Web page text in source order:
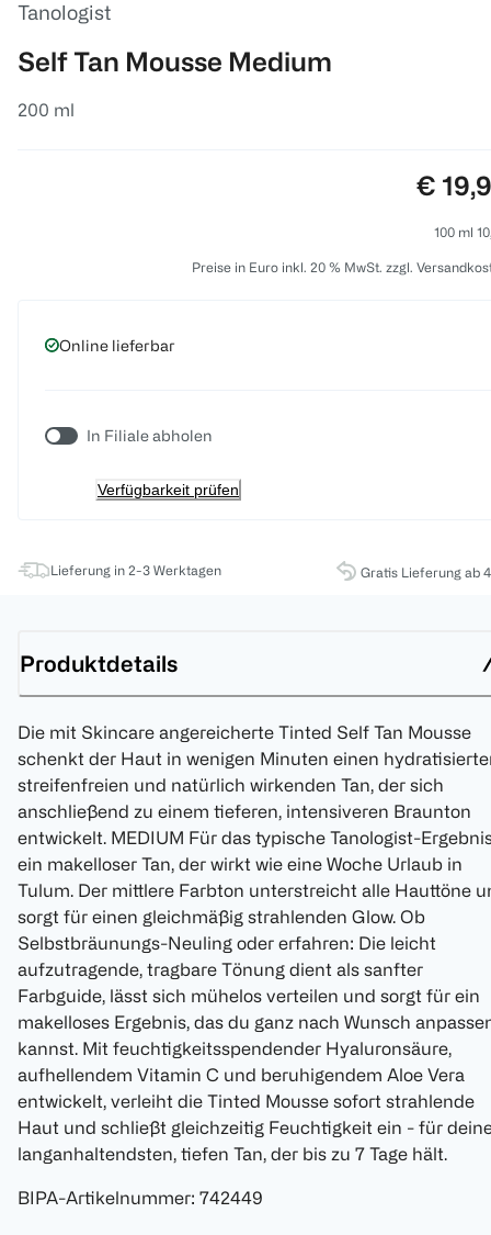
Tanologist
Self Tan Mousse Medium
200 ml
Preis:
€
100 ml
Preise in Euro inkl. 20 % MwSt. zzgl.
Online lieferbar
In Filiale abholen
Verfügbarkeit prüfen
Lieferung in 2-3 Werktagen Gratis Lieferung ab
Produktdetails
Die mit Skincare angereicherte Tinted Self Tan Mousse
schenkt der Haut in wenigen Minuten einen
streifenfreien und natürlich wirkenden Tan, der sich
anschließend zu einem tieferen, intensiveren Braunton
entwickelt. MEDIUM Für das typische Tanologist-
ein makelloser Tan, der wirkt wie eine Woche Urlaub in
Tulum. Der mittlere Farbton unterstreicht alle Hauttöne
sorgt für einen gleichmäßig strahlenden Glow. Ob
Selbstbräunungs-Neuling oder erfahren: Die leicht
aufzutragende, tragbare Tönung dient als sanfter
Farbguide, lässt sich mühelos verteilen und sorgt für ein
makelloses Ergebnis, das du ganz nach Wunsch
kannst. Mit feuchtigkeitsspendender Hyaluronsäure,
aufhellendem Vitamin C und beruhigendem Aloe Vera
entwickelt, verleiht die Tinted Mousse sofort strahlende
Haut und schließt gleichzeitig Feuchtigkeit ein - für
langanhaltendsten, tiefen Tan, der bis zu 7 Tage hält.
BIPA-Artikelnummer: 742449